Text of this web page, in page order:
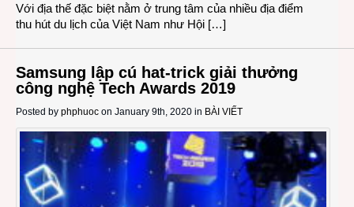
Với địa thế đặc biệt nằm ở trung tâm của nhiều địa điểm
thu hút du lịch của Việt Nam như Hội […]
Samsung lập cú hat-trick giải thưởng
công nghệ Tech Awards 2019
Posted by phphuoc on January 9th, 2020 in BÀI VIẾT